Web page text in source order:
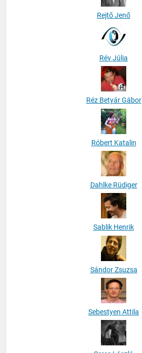
Rejtő Jenő
Rév Júlia
Réz Betyár Gábor
Róbert Katalin
Dahlke Rüdiger
Sablik Henrik
Sándor Zsuzsa
Sebestyen Attila